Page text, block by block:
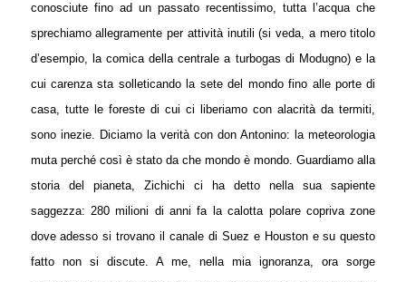
conosciute fino ad un passato recentissimo, tutta l’acqua che
sprechiamo allegramente per attività inutili (si veda, a mero titolo
d’esempio, la comica della centrale a turbogas di Modugno) e la
cui carenza sta solleticando la sete del mondo fino alle porte di
casa, tutte le foreste di cui ci liberiamo con alacrità da termiti,
sono inezie. Diciamo la verità con don Antonino: la meteorologia
muta perché così è stato da che mondo è mondo. Guardiamo alla
storia del pianeta, Zichichi ci ha detto nella sua sapiente
saggezza: 280 milioni di anni fa la calotta polare copriva zone
dove adesso si trovano il canale di Suez e Houston e su questo
fatto non si discute. A me, nella mia ignoranza, ora sorge